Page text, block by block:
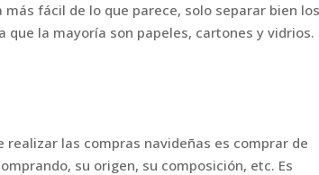
más fácil de lo que parece, solo separar bien los
la mayoría son papeles, cartones y vidrios.
las compras navideñas es comprar de
su origen, su composición, etc. Es